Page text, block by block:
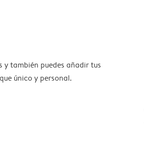
y también puedes añadir tus
único y personal.